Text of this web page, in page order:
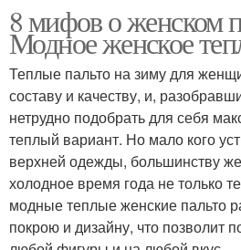
8 мифов о женском
Модное женское
Теплые пальто на зиму для
составу и качеству, и,
нетрудно подобрать для себя
теплый вариант. Но мало кого
верхней одежды, большинству
холодное время года не только
модные теплые женские пальто
покрою и дизайну, что позволит